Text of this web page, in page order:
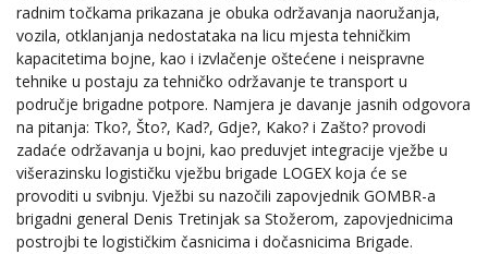
radnim točkama prikazana je obuka održavanja naoružanja,
vozila, otklanjanja nedostataka na licu mjesta tehničkim
kapacitetima bojne, kao i izvlačenje oštećene i neispravne
tehnike u postaju za tehničko održavanje te transport u
područje brigadne potpore. Namjera je davanje jasnih odgovora
na pitanja: Tko?, Što?, Kad?, Gdje?, Kako? i Zašto? provodi
zadaće održavanja u bojni, kao preduvjet integracije vježbe u
višerazinsku logističku vježbu brigade LOGEX koja će se
provoditi u svibnju. Vježbi su nazočili zapovjednik GOMBR-a
brigadni general Denis Tretinjak sa Stožerom, zapovjednicima
postrojbi te logističkim časnicima i dočasnicima Brigade.